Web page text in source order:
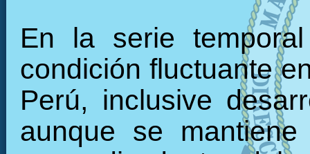
En la serie
condición fluctuante
Perú, inclusive
aunque se